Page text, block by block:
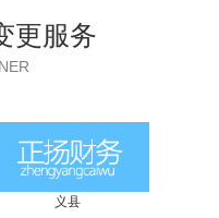
更服务
义县